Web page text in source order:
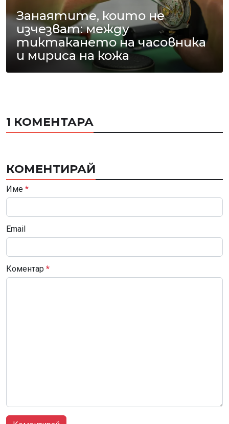
Занаятите, които не
изчезват: между
тиктакането на часовника
и мириса на кожа
1 КОМЕНТАРА
КОМЕНТИРАЙ
Име *
Email
Коментар *